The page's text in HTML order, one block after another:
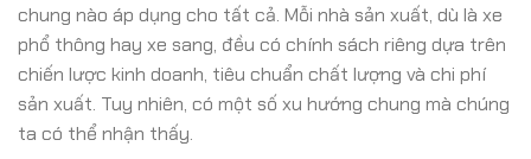
chung nào áp dụng cho tất cả. Mỗi nhà sản xuất, dù là xe
phổ thông hay xe sang, đều có chính sách riêng dựa trên
chiến lược kinh doanh, tiêu chuẩn chất lượng và chi phí
sản xuất. Tuy nhiên, có một số xu hướng chung mà chúng
ta có thể nhận thấy.